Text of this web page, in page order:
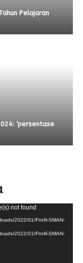
Pelajaran
‘persentase
not found
2022/01/Profil-SMAN-
2022/01/Profil-SMAN-